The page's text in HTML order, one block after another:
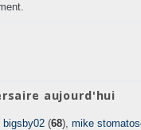
aujourd'hui
bigsby02 (68), mike